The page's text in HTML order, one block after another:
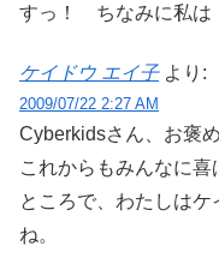
すっ！ ちなみに私は
ケイドウ エイ子 より:
2009/07/22 2:27 AM
Cyberkidsさん、お褒
これからもみんなに喜
ところで、わたしはケ
ね。